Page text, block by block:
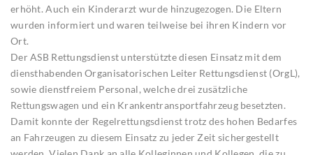
erhöht. Auch ein Kinderarzt wurde hinzugezogen. Die Eltern
wurden informiert und waren teilweise bei ihren Kindern vor
Ort.
Der ASB Rettungsdienst unterstützte diesen Einsatz mit dem
diensthabenden Organisatorischen Leiter Rettungsdienst (OrgL),
sowie dienstfreiem Personal, welche drei zusätzliche
Rettungswagen und ein Krankentransportfahrzeug besetzten.
Damit konnte der Regelrettungsdienst trotz des hohen Bedarfes
an Fahrzeugen zu diesem Einsatz zu jeder Zeit sichergestellt